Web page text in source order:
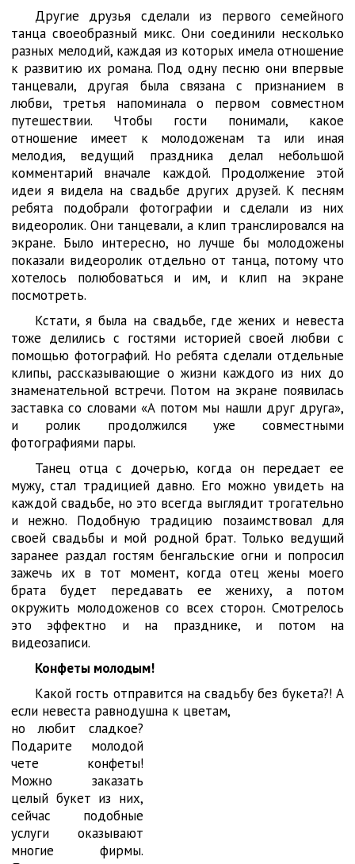
Другие друзья сделали из первого семейного
танца своеобразный микс. Они соединили несколько
разных мелодий, каждая из которых имела отношение
к развитию их романа. Под одну песню они впервые
танцевали, другая была связана с признанием в
любви, третья напоминала о первом совместном
путешествии. Чтобы гости понимали, какое
отношение имеет к молодоженам та или иная
мелодия, ведущий праздника делал небольшой
комментарий вначале каждой. Продолжение этой
идеи я видела на свадьбе других друзей. К песням
ребята подобрали фотографии и сделали из них
видеоролик. Они танцевали, а клип транслировался на
экране. Было интересно, но лучше бы молодожены
показали видеоролик отдельно от танца, потому что
хотелось полюбоваться и им, и клип на экране
посмотреть.
Кстати, я была на свадьбе, где жених и невеста
тоже делились с гостями историей своей любви с
помощью фотографий. Но ребята сделали отдельные
клипы, рассказывающие о жизни каждого из них до
знаменательной встречи. Потом на экране появилась
заставка со словами «А потом мы нашли друг друга»,
и ролик продолжился уже совместными
фотографиями пары.
Танец отца с дочерью, когда он передает ее
мужу, стал традицией давно. Его можно увидеть на
каждой свадьбе, но это всегда выглядит трогательно
и нежно. Подобную традицию позаимствовал для
своей свадьбы и мой родной брат. Только ведущий
заранее раздал гостям бенгальские огни и попросил
зажечь их в тот момент, когда отец жены моего
брата будет передавать ее жениху, а потом
окружить молодоженов со всех сторон. Смотрелось
это эффектно и на празднике, и потом на
видеозаписи.
Конфеты молодым!
Какой гость отправится на свадьбу без букета?! А
если невеста равнодушна к цветам,
но любит сладкое?
Подарите молодой
чете конфеты!
Можно заказать
целый букет из них,
сейчас подобные
услуги оказывают
многие фирмы.